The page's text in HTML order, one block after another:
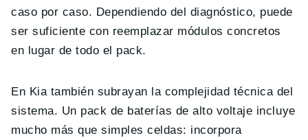
caso por caso. Dependiendo del diagnóstico, puede
ser suficiente con reemplazar módulos concretos
en lugar de todo el pack.
En Kia también subrayan la complejidad técnica del
sistema. Un pack de baterías de alto voltaje incluye
mucho más que simples celdas: incorpora